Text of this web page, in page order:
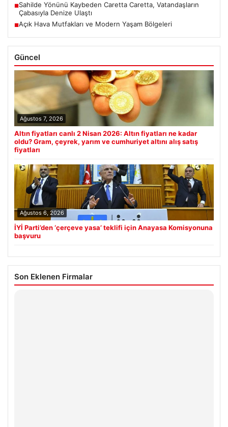
■Sahilde Yönünü Kaybeden Caretta Caretta, Vatandaşların
Çabasıyla Denize Ulaştı
■Açık Hava Mutfakları ve Modern Yaşam Bölgeleri
Güncel
Ağustos 7, 2026
Altın fiyatları canlı 2 Nisan 2026: Altın fiyatları ne kadar
oldu? Gram, çeyrek, yarım ve cumhuriyet altını alış satış
fiyatları
Ağustos 6, 2026
İYİ Parti’den ‘çerçeve yasa’ teklifi için Anayasa Komisyonuna
başvuru
Son Eklenen Firmalar